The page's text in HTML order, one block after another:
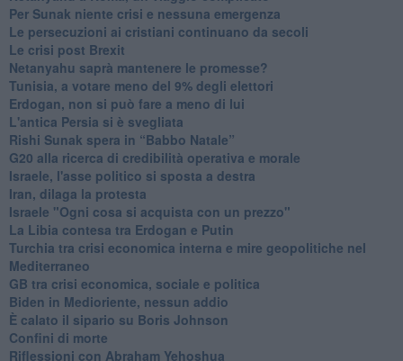
Per Sunak niente crisi e nessuna emergenza
Le persecuzioni ai cristiani continuano da secoli
Le crisi post Brexit
Netanyahu saprà mantenere le promesse?
Tunisia, a votare meno del 9% degli elettori
Erdogan, non si può fare a meno di lui
L'antica Persia si è svegliata
Rishi Sunak spera in “Babbo Natale”
G20 alla ricerca di credibilità operativa e morale
Israele, l'asse politico si sposta a destra
Iran, dilaga la protesta
Israele "Ogni cosa si acquista con un prezzo"
La Libia contesa tra Erdogan e Putin
Turchia tra crisi economica interna e mire geopolitiche nel
Mediterraneo
GB tra crisi economica, sociale e politica
Biden in Medioriente, nessun addio
È calato il sipario su Boris Johnson
Confini di morte
Riflessioni con Abraham Yehoshua